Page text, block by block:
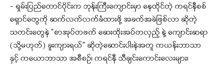
– ရှမ်းပြည်တောင်ပိုင်းက ဘုန်းကြီးကျောင်းမှာ နေထိုင်တဲ့ ကရင်နီစစ်
ရှောင်တွေကို ဆက်လက်လက်ခံထားဖို့ အခက်အခဲဖြစ်လာ ဆိုတဲ့
သတင်းတွေနဲ “စာအုပ်တဖက် ဆေးထိုးအပ်တလှည့် နဲ့ ကျောင်းဆရာ
(သို့မဟုတ်) ခူးကျားရယ်” ဆိုတဲ့ဆောင်းပါးနဲအတူ ကယန်းဘာသာ
နှင့် ကယောဘာသာ အစီစဉ်၊ ကရင်နီ သီချင်းကောင်းလေးများ၊